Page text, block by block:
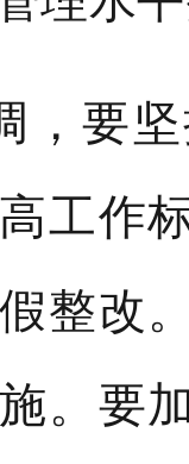
要坚
工作
整改
。要